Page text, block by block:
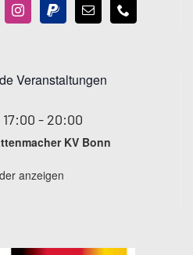
Veranstaltungen
17:00 - 20:00
KV Bonn
anzeigen